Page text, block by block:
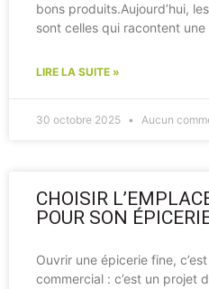
bons produits.Aujourd’hui,
sont celles qui racontent
LIRE LA SUITE »
30 octobre 2025 Aucun
CHOISIR
POUR SON
Ouvrir une épicerie fine,
commercial : c’est un projet